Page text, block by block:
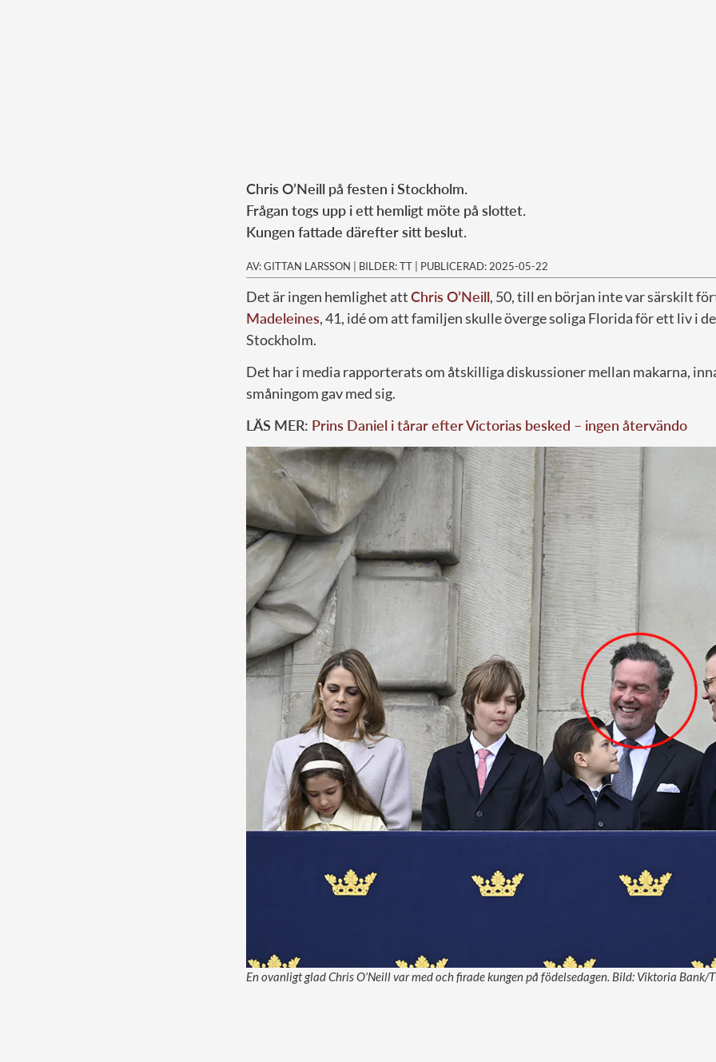
Chris O’Neill på festen i Stockholm.
Frågan togs upp i ett hemligt möte på slottet.
Kungen fattade därefter sitt beslut.
AV: GITTAN LARSSON | BILDER: TT | PUBLICERAD: 2025-05-22
Det är ingen hemlighet attChris O’Neill, 50, till en början inte var särskilt
Madeleines, 41, idé om att familjen skulle överge soliga Florida för ett liv i
Stockholm.
Det har i media rapporterats om åtskilliga diskussioner mellan makarna,
småningom gav med sig.
LÄS MER: Prins Daniel i tårar efter Victorias besked – ingen återvändo
En ovanligt glad Chris O’Neill var med och firade kungen på födelsedagen. Bild: Viktoria Bank/